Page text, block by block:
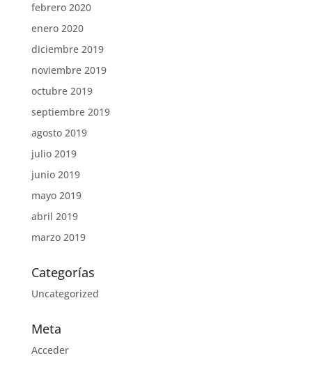
febrero 2020
enero 2020
diciembre 2019
noviembre 2019
octubre 2019
septiembre 2019
agosto 2019
julio 2019
junio 2019
mayo 2019
abril 2019
marzo 2019
Categorías
Uncategorized
Meta
Acceder